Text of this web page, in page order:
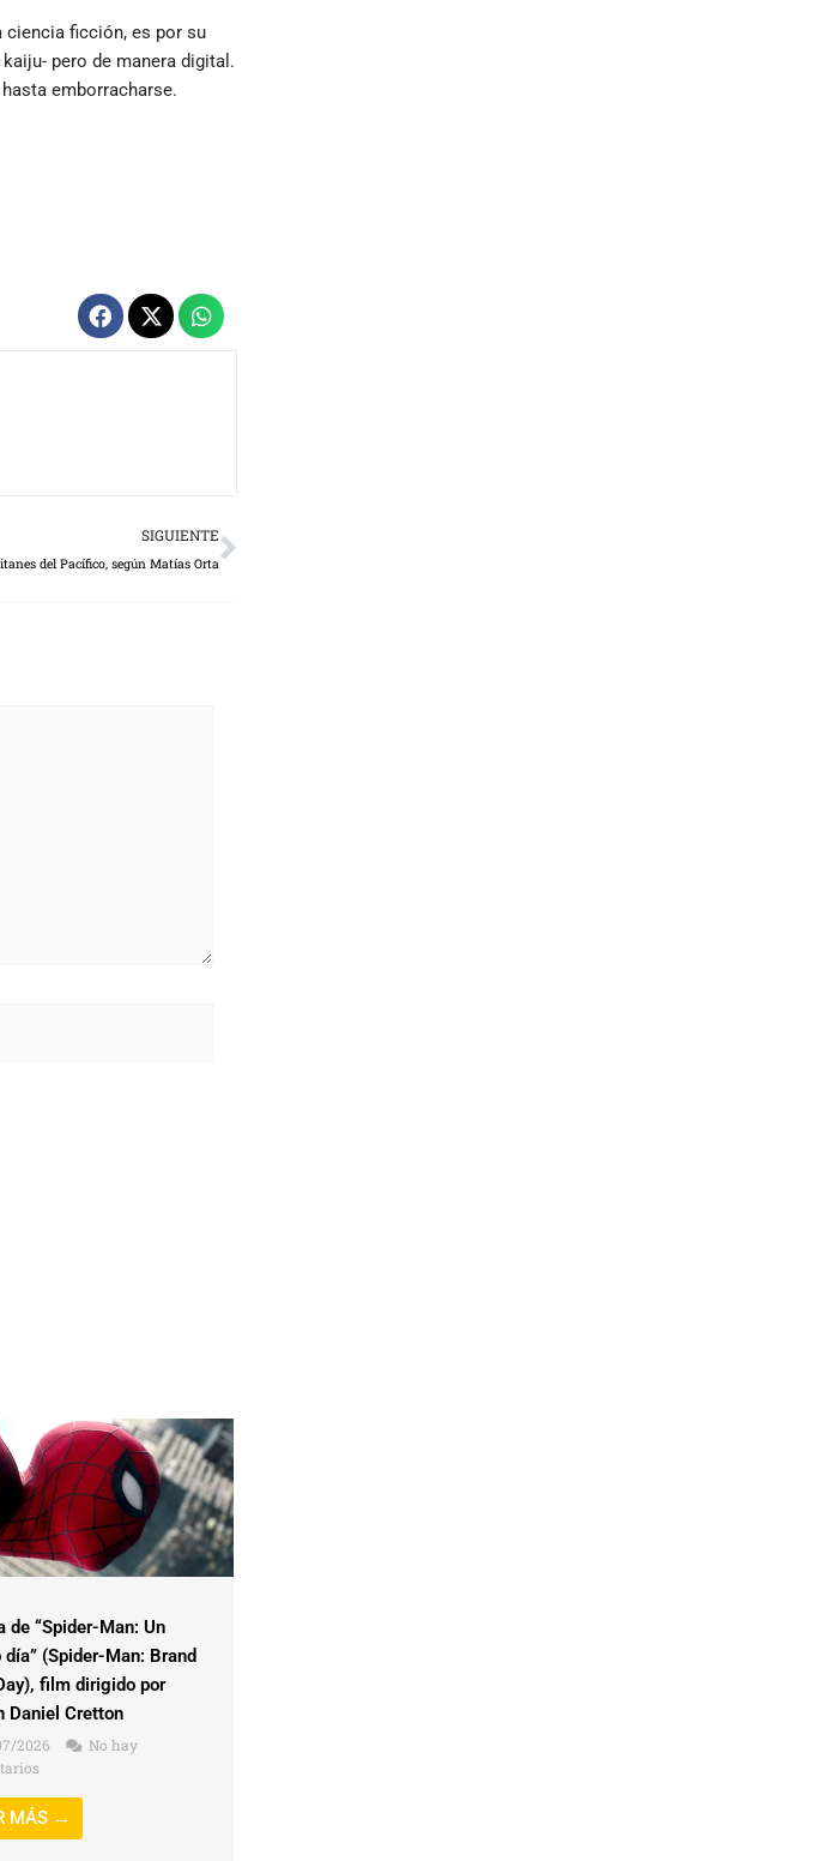
ciencia ficción, es por su
pero de manera digital.
emborracharse.
SIGUIENTE
del Pacífico, según Matías Orta
Next
de “Spider-Man: Un
día” (Spider-Man: Brand
film dirigido por
Daniel Cretton
2026
No hay
MÁS →